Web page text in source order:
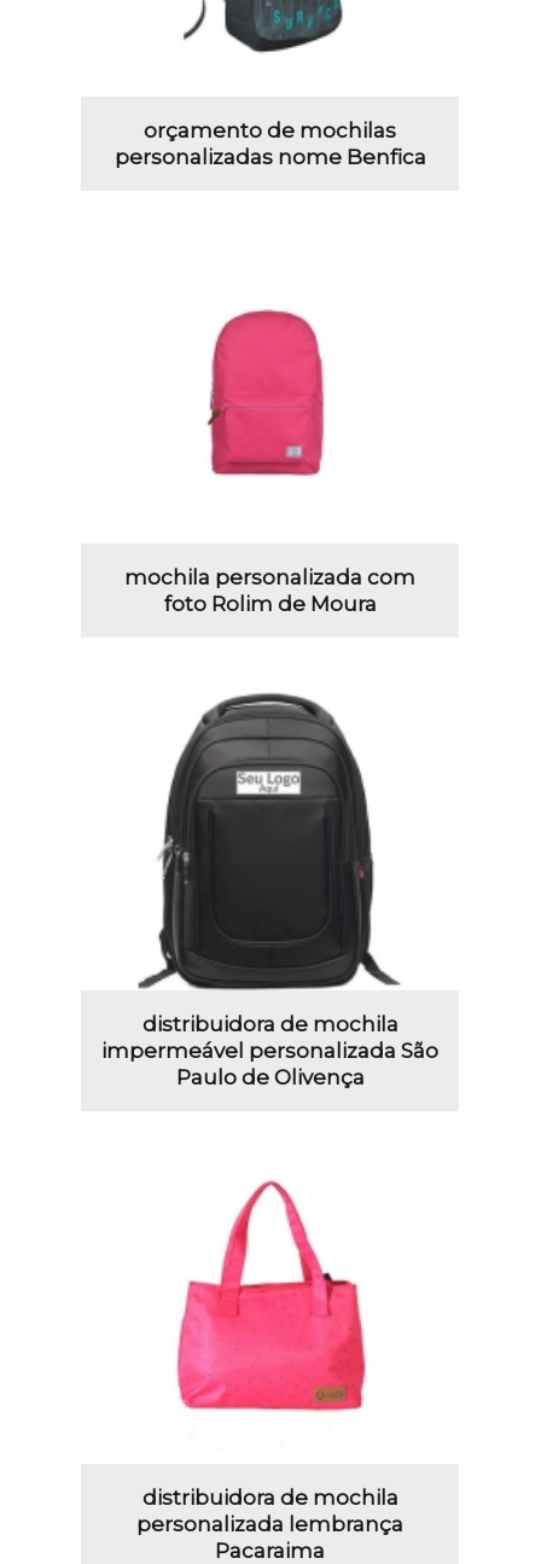
orçamento de mochilas
personalizadas nome Benfica
mochila personalizada com
foto Rolim de Moura
distribuidora de mochila
impermeável personalizada São
Paulo de Olivença
distribuidora de mochila
personalizada lembrança
Pacaraima